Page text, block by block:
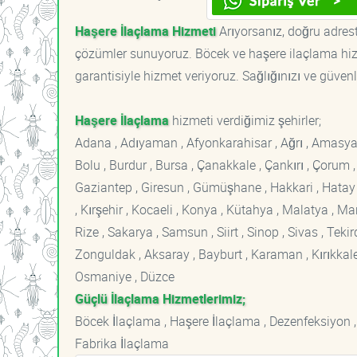
Haşere İlaçlama HizmetiArıyorsanız, doğru
çözümler sunuyoruz. Böcek ve haşere ilaçlama
garantisiyle hizmet veriyoruz. Sağlığınızı ve
Haşere İlaçlama hizmeti verdiğimiz şehirler;
Adana , Adıyaman , Afyonkarahisar , Ağrı ,
Bolu , Burdur , Bursa , Çanakkale , Çankırı ,
Gaziantep , Giresun , Gümüşhane , Hakkari ,
, Kırşehir , Kocaeli , Konya , Kütahya , Malatya ,
Rize , Sakarya , Samsun , Siirt , Sinop , Sivas ,
Zonguldak , Aksaray , Bayburt , Karaman ,
Osmaniye , Düzce
Güçlü İlaçlama Hizmetlerimiz;
Böcek İlaçlama , Haşere İlaçlama ,
Fabrika İlaçlama